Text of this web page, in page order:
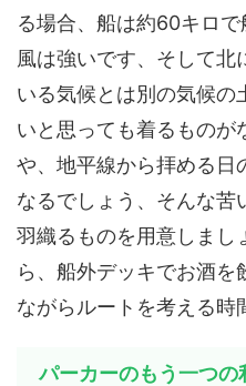
る場合、船は約60キロ
風は強いです、そして北
いる気候とは別の気候の
いと思っても着るものが
や、地平線から拝める日
なるでしょう、そんな苦
羽織るものを用意しまし
ら、船外デッキでお酒
ながらルートを考える時
パーカーのもう一つの